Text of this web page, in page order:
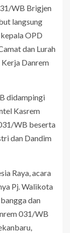
WB Brigjen
langsung
OPD
dan Lurah
Danrem
didampingi
Kasrem
WB beserta
dan Dandim
Raya, acara
Pj. Walikota
dan
031/WB